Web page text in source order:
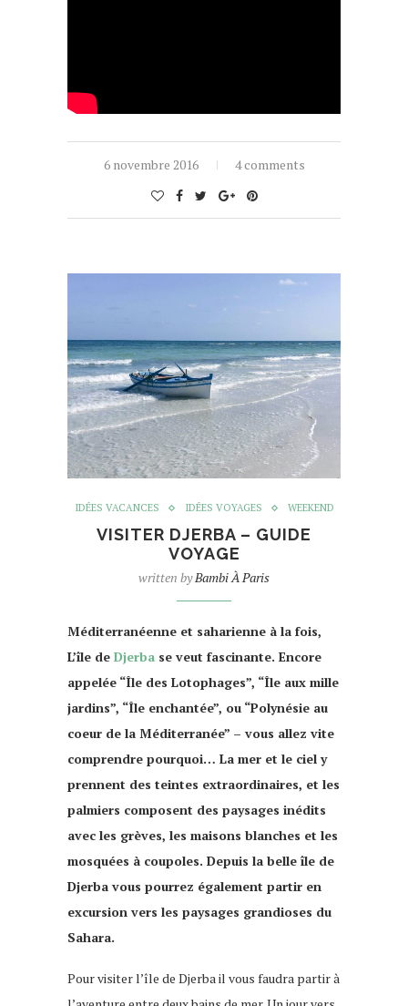
6 novembre 2016 4 comments
IDÉES VACANCES IDÉES VOYAGES WEEKEND
VISITER DJERBA – GUIDE
VOYAGE
written byBambi À Paris
Méditerranéenne et saharienne à la fois,
L’île de Djerba se veut fascinante. Encore
appelée “Île des Lotophages”, “Île aux mille
jardins”, “Île enchantée”, ou “Polynésie au
coeur de la Méditerranée” – vous allez vite
comprendre pourquoi… La mer et le ciel y
prennent des teintes extraordinaires, et les
palmiers composent des paysages inédits
avec les grèves, les maisons blanches et les
mosquées à coupoles. Depuis la belle île de
Djerba vous pourrez également partir en
excursion vers les paysages grandioses du
Sahara.
Pour visiter l’île de Djerba il vous faudra partir à